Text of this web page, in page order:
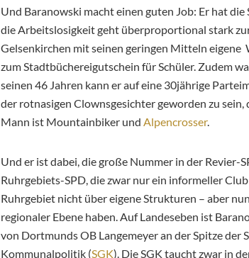
Und Baranowski macht einen guten Job: Er hat
die Arbeitslosigkeit geht überproportional stark
Gelsenkirchen mit seinen geringen Mitteln eigene
zum Stadtbüchereigutschein für Schüler. Zudem
seinen 46 Jahren kann er auf eine 30jährige
der rotnasigen Clownsgesichter geworden zu
Mann ist Mountainbiker und Alpencrosser.
Und er ist dabei, die große Nummer in der Revier-
Ruhrgebiets-SPD, die zwar nur ein informeller
Ruhrgebiet nicht über eigene Strukturen – aber
regionaler Ebene haben. Auf Landeseben ist
von Dortmunds OB Langemeyer an der Spitze der
Kommunalpolitik (SGK). Die SGK taucht zwar in